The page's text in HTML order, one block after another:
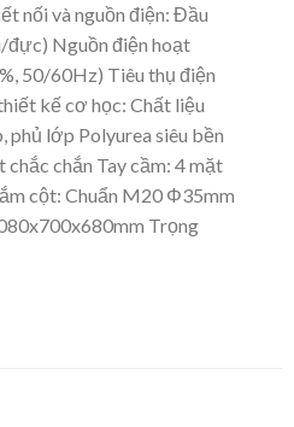
nối và nguồn điện: Đầu
đực) Nguồn điện hoạt
50/60Hz) Tiêu thụ điện
kế cơ học: Chất liệu
phủ lớp Polyurea siêu bền
chắn Tay cầm: 4 mặt
cột: Chuẩn M20 Φ35mm
Trọng